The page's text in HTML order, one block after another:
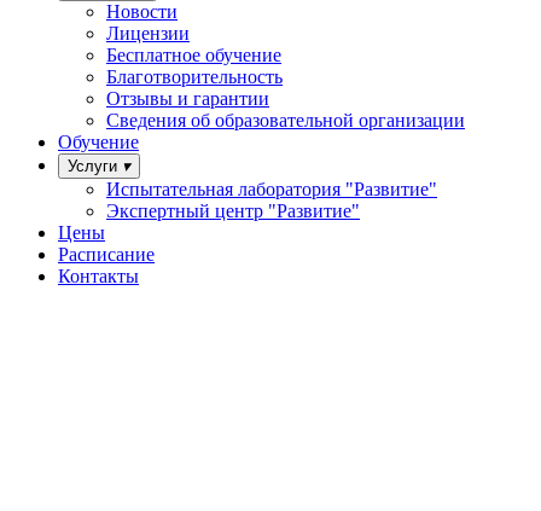
Новости
Лицензии
Бесплатное обучение
Благотворительность
Отзывы и гарантии
Сведения об образовательной организации
Обучение
Услуги
Испытательная лаборатория "Развитие"
Экспертный центр "Развитие"
Цены
Расписание
Контакты